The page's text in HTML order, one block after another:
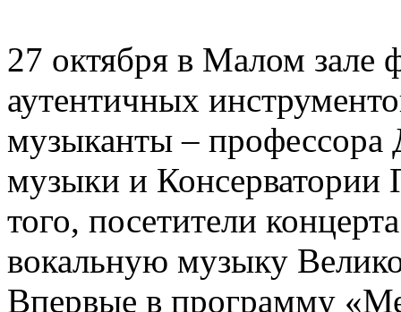
27 октября в Малом зале
аутентичных
музыканты –
музыки и
того, посетители
вокальную музыку
Впервые в программу